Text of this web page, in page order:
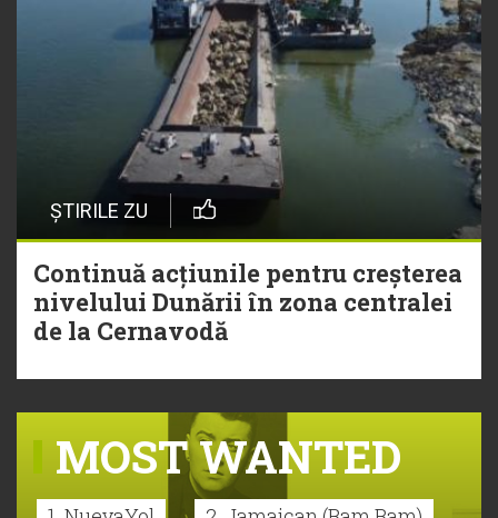
ȘTIRILE ZU
Continuă acțiunile pentru creșterea
nivelului Dunării în zona centralei
de la Cernavodă
MOST WANTED